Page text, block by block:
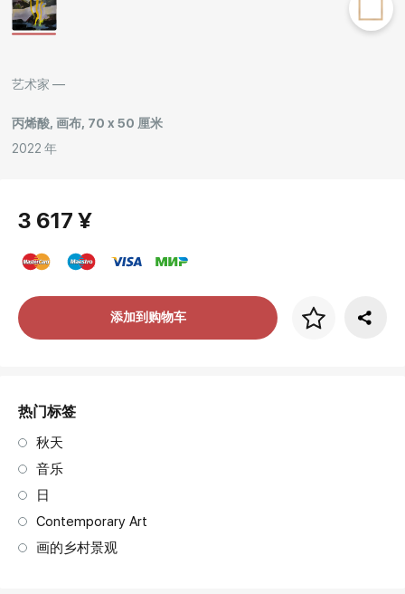
艺术家 —
丙烯酸, 画布, 70 x 50 厘米
2022 年
3 617 ¥
画框价格 添加到购物车
热门标签
秋天
音乐
日
Contemporary Art
画的乡村景观